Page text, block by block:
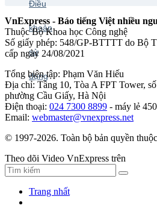
VnExpress - Báo tiếng Việt nhiều
Thuộc Bộ Khoa học Công nghệ
Số giấy phép: 548/GP-BTTTT do Bộ
cấp ngày 24/08/2021
Tổng biên tập: Phạm Văn Hiếu
Địa chỉ: Tầng 10, Tòa A FPT Tower,
phường Cầu Giấy, Hà Nội
Điện thoại: 024 7300 8899 - máy lẻ
Email: webmaster@vnexpress.net
© 1997-2026. Toàn bộ bản quyền
Theo dõi Video VnExpress trên
Trang nhất